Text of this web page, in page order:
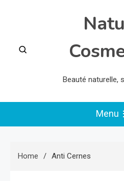
Beauté naturelle,
Menu
Home Anti Cernes